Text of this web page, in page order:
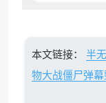
本文链接：
半
物大战僵尸弹